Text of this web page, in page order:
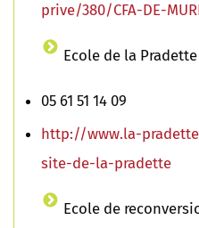
prive/380/CFA-DE-
Ecole de la
05 61 51 14 09
http://www.la-
site-de-la-pradette
Ecole de